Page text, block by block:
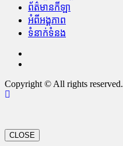
ព័ត៌មានកីឡា
អំពីអង្គភាព
ទំនាក់ទំនង
Copyright © All rights reserved.
CLOSE